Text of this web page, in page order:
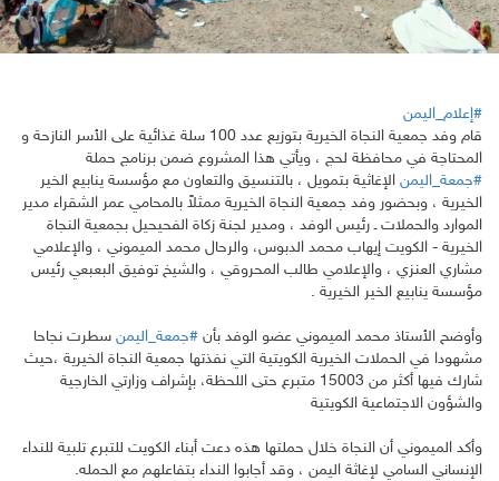
#إعلام_اليمن
قام وفد جمعية النجاة الخيرية بتوزيع عدد 100 سلة غذائية على الأسر النازحة و
المحتاجة في محافظة لحج ، ويأتي هذا المشروع ضمن برنامج حملة
#جمعة_اليمن الإغاثية بتمويل ، بالتنسيق والتعاون مع مؤسسة ينابيع الخير
الخيرية ، وبحضور وفد جمعية النجاة الخيرية ممثلاً بالمحامي عمر الشقراء مدير
الموارد والحملات ـ رئيس الوفد ، ومدير لجنة زكاة الفحيحيل بجمعية النجاة
الخيرية - الكويت إيهاب محمد الدبوس، والرحال محمد الميموني ، والإعلامي
مشاري العنزي ، والإعلامي طالب المحروقي ، والشيخ توفيق البعبعي رئيس
مؤسسة ينابيع الخير الخيرية .
وأوضح الأستاذ محمد الميموني عضو الوفد بأن #جمعة_اليمن سطرت نجاحا
مشهودا في الحملات الخيرية الكويتية التي نفذتها جمعية النجاة الخيرية ،حيث
شارك فيها أكثر من 15003 متبرع حتى اللحظة، بإشراف وزارتي الخارجية
والشؤون الاجتماعية الكويتية
وأكد الميموني أن النجاة خلال حملتها هذه دعت أبناء الكويت للتبرع تلبية للنداء
الإنساني السامي لإغاثة اليمن ، وقد أجابوا النداء بتفاعلهم مع الحمله.